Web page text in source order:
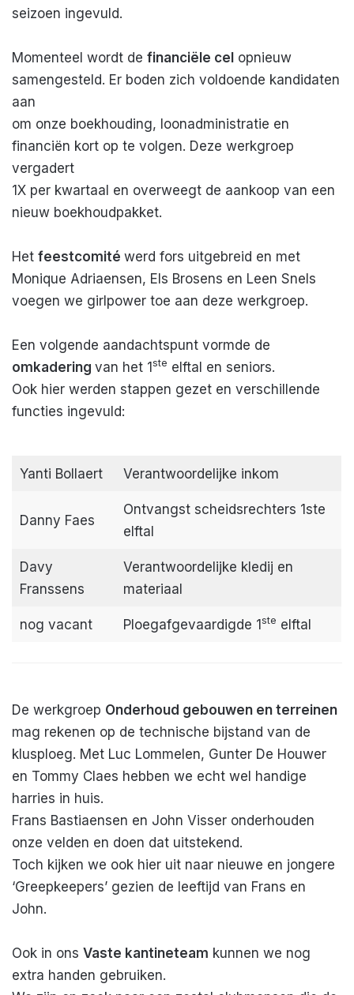
seizoen ingevuld.
Momenteel wordt de financiële cel opnieuw
samengesteld. Er boden zich voldoende kandidaten
aan
om onze boekhouding, loonadministratie en
financiën kort op te volgen. Deze werkgroep
vergadert
1X per kwartaal en overweegt de aankoop van een
nieuw boekhoudpakket.
Het feestcomité werd fors uitgebreid en met
Monique Adriaensen, Els Brosens en Leen Snels
voegen we girlpower toe aan deze werkgroep.
Een volgende aandachtspunt vormde de
omkadering van het 1ste elftal en seniors.
Ook hier werden stappen gezet en verschillende
functies ingevuld:
Yanti Bollaert Verantwoordelijke inkom
Danny Faes
Ontvangst scheidsrechters 1ste
elftal
Davy
Franssens
Verantwoordelijke kledij en
materiaal
nog vacant Ploegafgevaardigde 1ste elftal
De werkgroep Onderhoud gebouwen en terreinen
mag rekenen op de technische bijstand van de
klusploeg. Met Luc Lommelen, Gunter De Houwer
en Tommy Claes hebben we echt wel handige
harries in huis.
Frans Bastiaensen en John Visser onderhouden
onze velden en doen dat uitstekend.
Toch kijken we ook hier uit naar nieuwe en jongere
‘Greepkeepers’ gezien de leeftijd van Frans en
John.
Ook in ons Vaste kantineteam kunnen we nog
extra handen gebruiken.